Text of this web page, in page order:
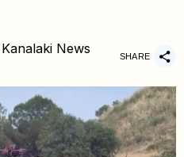
News SHARE